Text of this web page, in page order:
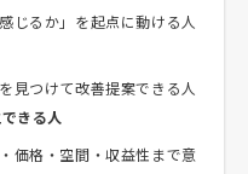
じるか」を起点に動ける人
見つけて改善提案できる人
きる人
価格・空間・収益性まで意